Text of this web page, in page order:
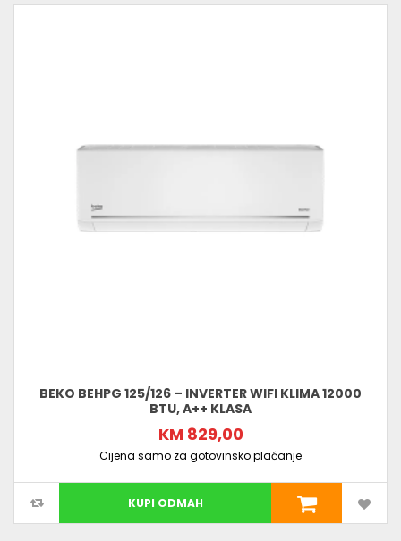
BEKO BEHPG 125/126 – INVERTER WIFI KLIMA 12000
BTU, A++ KLASA
KM 829,00
Cijena samo za gotovinsko plaćanje
KUPI ODMAH